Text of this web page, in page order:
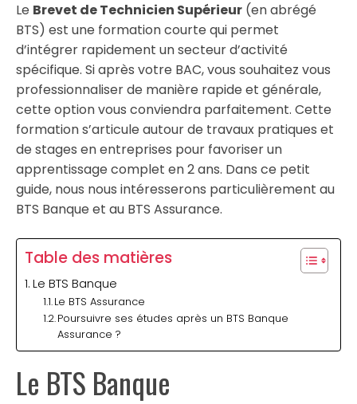
Le Brevet de Technicien Supérieur (en abrégé
BTS) est une formation courte qui permet
d’intégrer rapidement un secteur d’activité
spécifique. Si après votre BAC, vous souhaitez vous
professionnaliser de manière rapide et générale,
cette option vous conviendra parfaitement. Cette
formation s’articule autour de travaux pratiques et
de stages en entreprises pour favoriser un
apprentissage complet en 2 ans. Dans ce petit
guide, nous nous intéresserons particulièrement au
BTS Banque et au BTS Assurance.
Table des matières
Le BTS Banque
Le BTS Assurance
Poursuivre ses études après un BTS Banque
Assurance ?
Le BTS Banque